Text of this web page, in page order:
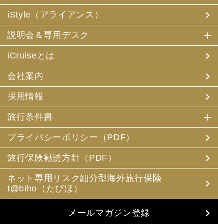
iStyle（アライアンス）
説明会＆専用デスク
iCruiseとは
会社案内
採用情報
旅行条件書
プライバシーポリシー（PDF）
旅行保険勧誘方針（PDF）
ネット専用リスク細分型海外旅行保険
t@biho（たびほ）
メールマガジン登録